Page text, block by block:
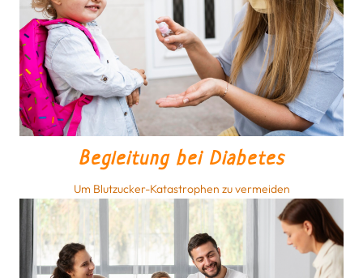
Begleitung bei Diabetes
Um Blutzucker-Katastrophen zu vermeiden